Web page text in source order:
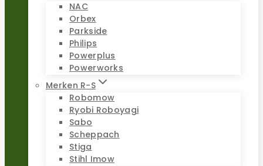
NAC
Orbex
Parkside
Philips
Powerplus
Powerworks
Merken R-S
Robomow
Ryobi Roboyagi
Sabo
Scheppach
Stiga
Stihl Imow